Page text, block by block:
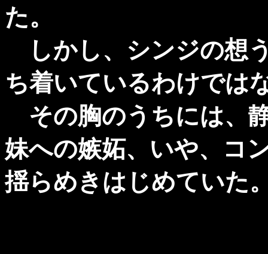
た。
しかし、シンジの想
ち着いているわけでは
その胸のうちには、
妹への嫉妬、いや、コ
揺らめきはじめていた